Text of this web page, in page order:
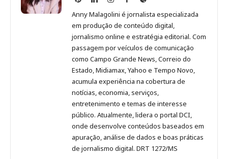
Malagolini
no
Pinterest
Malagolini
no
LinkedIn
Malagolini
no
Instagram
Malagolini
no
Facebook
de
Anny
Malagolini
Anny Malagolini é jornalista especializada
em produção de conteúdo digital,
jornalismo online e estratégia editorial. Com
passagem por veículos de comunicação
como Campo Grande News, Correio do
Estado, Midiamax, Yahoo e Tempo Novo,
acumula experiência na cobertura de
notícias, economia, serviços,
entretenimento e temas de interesse
público. Atualmente, lidera o portal DCI,
onde desenvolve conteúdos baseados em
apuração, análise de dados e boas práticas
de jornalismo digital. DRT 1272/MS